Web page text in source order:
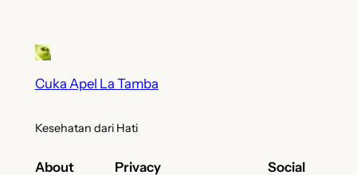
Cuka Apel La Tamba
Kesehatan dari Hati
About Privacy Social